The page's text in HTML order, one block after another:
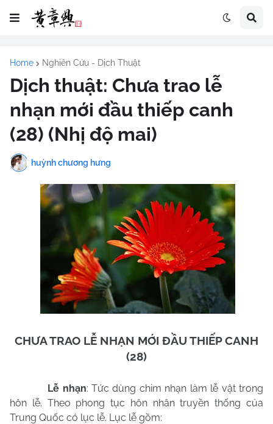
Home Nghiên Cứu - Dịch Thuật
Dịch thuật: Chưa trao lễ
nhạn mới đầu thiếp canh
(28) (Nhị độ mai)
huỳnh chương hưng
CHƯA TRAO LỄ NHẠN MỚI ĐẦU THIẾP CANH
(28)
Lễ nhạn: Tức dùng chim nhạn làm lễ vật trong
hôn lễ. Theo phong tục hôn nhân truyền thống của
Trung Quốc có lục lễ. Lục lễ gồm: